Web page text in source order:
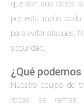
que son sus datos,
por esta razón
para evitar ataques,
seguridad.
¿Qué
Nuestro equipo de
todas las ramas